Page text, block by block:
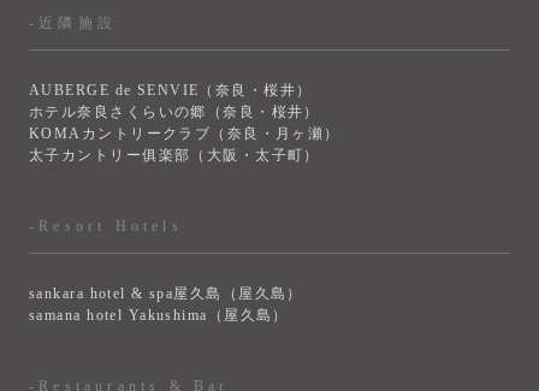
-近隣施設
AUBERGE de SENVIE（奈良・桜井）
ホテル奈良さくらいの郷（奈良・桜井）
KOMAカントリークラブ（奈良・月ヶ瀬）
太子カントリー俱楽部（大阪・太子町）
-Resort Hotels
sankara hotel & spa屋久島（屋久島）
samana hotel Yakushima（屋久島）
-Restaurants & Bar